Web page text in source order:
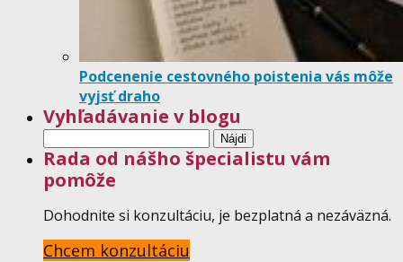
Podcenenie cestovného poistenia vás môže
vyjsť draho
Vyhľadávanie v blogu
Hľadať:
Rada od nášho špecialistu vám
pomôže
Dohodnite si konzultáciu, je bezplatná a nezáväzná.
Chcem konzultáciu